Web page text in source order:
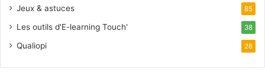
Jeux & astuces 85
Les outils d'E-learning Touch' 38
Qualiopi 28